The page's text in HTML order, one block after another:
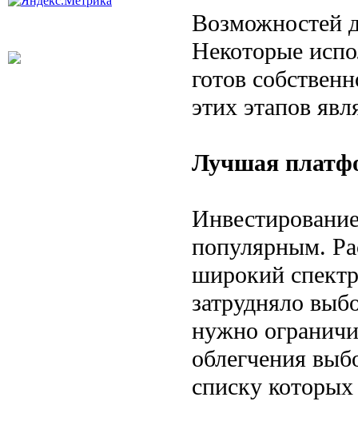
Возможностей
Некоторые
готов
этих этапов
Лучшая
популярным.
широкий
затрудняло
нужно
облегчения
списку